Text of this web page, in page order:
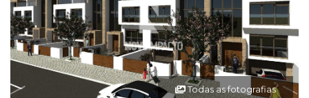
Todas as fotografias